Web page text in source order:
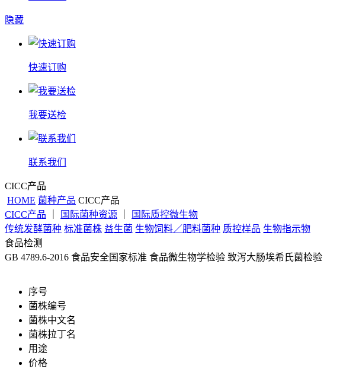
隐藏
快速订购
我要送检
联系我们
CICC产品
HOME 菌种产品 CICC产品
CICC产品
国际菌种资源
国际质控微生物
传统发酵菌种 标准菌株 益生菌 生物饲料／肥料菌种 质控样品 生物指示物
食品检测
GB 4789.6-2016 食品安全国家标准 食品微生物学检验 致泻大肠埃希氏菌检验
序号
菌株编号
菌株中文名
菌株拉丁名
用途
价格